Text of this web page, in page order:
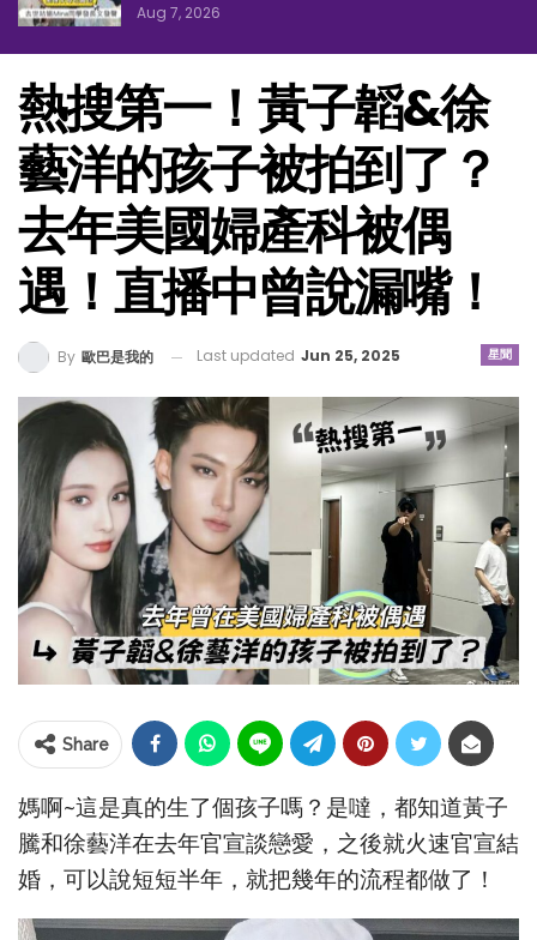
Aug 7, 2026
熱搜第一！黃子韜&徐
藝洋的孩子被拍到了？
去年美國婦產科被偶
遇！直播中曾說漏嘴！
星聞
By 歐巴是我的 Last updated Jun 25, 2025
Share
媽啊~這是真的生了個孩子嗎？是噠，都知道黃子
騰和徐藝洋在去年官宣談戀愛，之後就火速官宣結
婚，可以說短短半年，就把幾年的流程都做了！